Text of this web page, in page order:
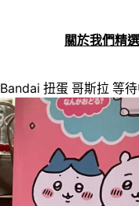
關於我們精
Bandai 扭蛋 哥斯拉 等